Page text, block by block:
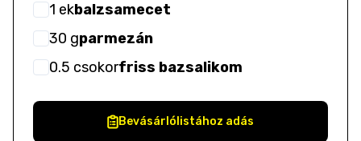
1 ekbalzsamecet
30 gparmezán
0.5 csokorfriss bazsalikom
Bevásárlólistához adás